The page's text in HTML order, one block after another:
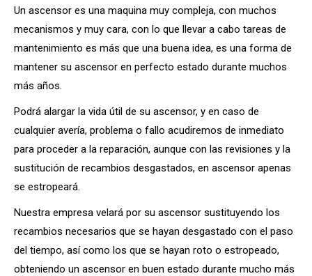
Un ascensor es una maquina muy compleja, con muchos
mecanismos y muy cara, con lo que llevar a cabo tareas de
mantenimiento es más que una buena idea, es una forma de
mantener su ascensor en perfecto estado durante muchos
más años.
Podrá alargar la vida útil de su ascensor, y en caso de
cualquier avería, problema o fallo acudiremos de inmediato
para proceder a la reparación, aunque con las revisiones y la
sustitución de recambios desgastados, en ascensor apenas
se estropeará.
Nuestra empresa velará por su ascensor sustituyendo los
recambios necesarios que se hayan desgastado con el paso
del tiempo, así como los que se hayan roto o estropeado,
obteniendo un ascensor en buen estado durante mucho más